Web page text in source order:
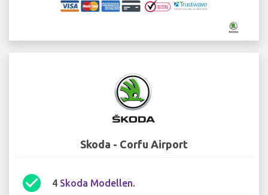
Skoda - Corfu Airport
check_circle 4 Skoda Modellen.